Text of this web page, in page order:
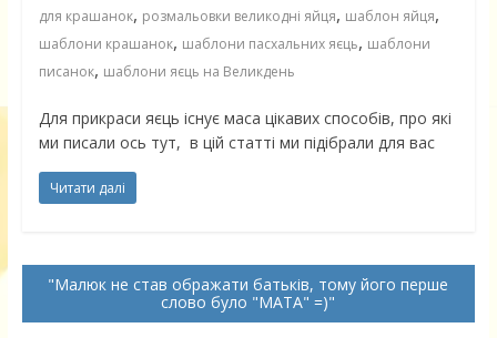
для крашанок, розмальовки великодні яйця, шаблон яйця,
шаблони крашанок, шаблони пасхальних яєць, шаблони
писанок, шаблони яєць на Великдень
Для прикраси яєць існує маса цікавих способів, про які
ми писали ось тут, в цій статті ми підібрали для вас
Читати далі
Малюк не став ображати батьків, тому його перше
слово було "МАТА" =)